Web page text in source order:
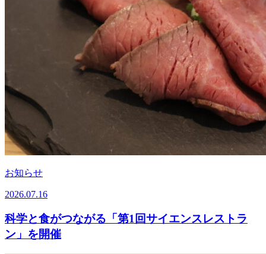
お知らせ
2026.07.16
科学と食がつながる「第1回サイエンスレストラ
ン」を開催